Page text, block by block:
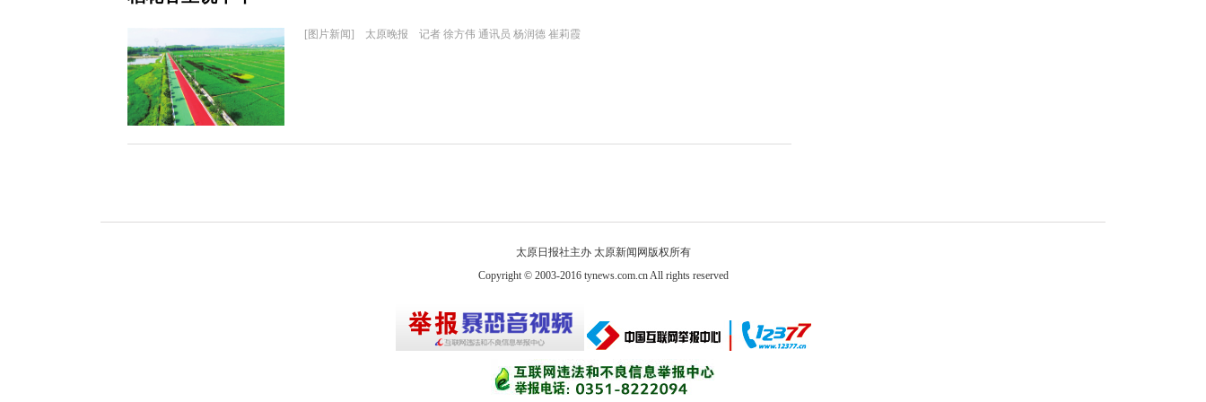
[图片新闻] 太原晚报 记者 徐方伟 通讯员 杨润德 崔莉霞
太原日报社主办 太原新闻网版权所有
Copyright © 2003-2016 tynews.com.cn All rights reserved